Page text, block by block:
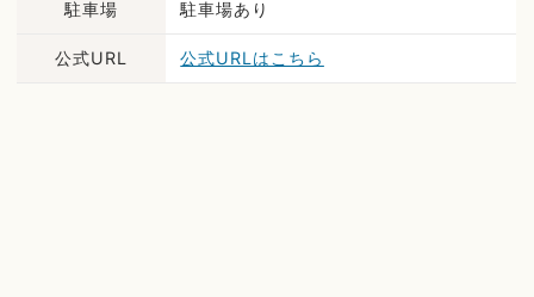
駐車場 駐車場あり
公式URL 公式URLはこちら